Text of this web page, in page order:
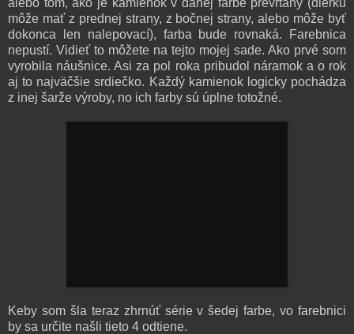
môže mať z prednej strany, z bočnej strany, alebo môže byť
dokonca len nalepovací), farba bude rovnaká. Farebnica
nepustí. Vidieť to môžete na tejto mojej sade. Ako prvé som
vyrobila náušnice. Asi za pol roka pribudol náramok a o rok
aj to najväčšie srdiečko. Každý kamienok logicky pochádza
z inej šarže výroby, no ich farby sú úplne totožné.
Keby som šla teraz zhrnúť série v šedej farbe, vo farebnici
by sa určite našli tieto 4 odtiene.